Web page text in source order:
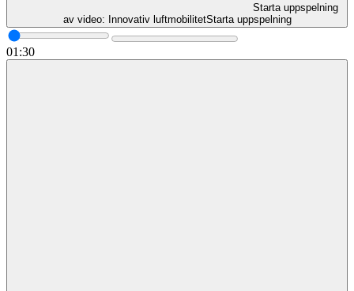
Starta uppspelning
av video: Innovativ luftmobilitetStarta uppspelning
01:30